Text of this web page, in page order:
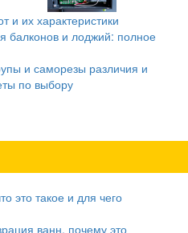
и их характеристики
балконов и лоджий: полное
и саморезы различия и
по выбору
это такое и для чего
ванн, почему это